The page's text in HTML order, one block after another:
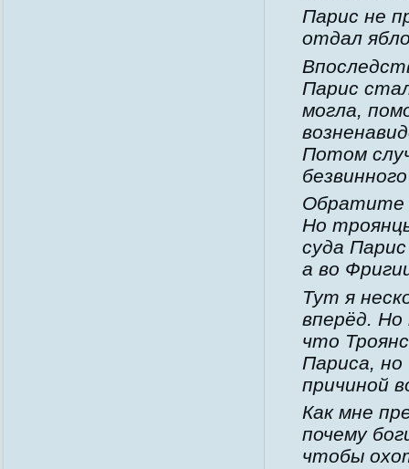
Парис не
отдал
Парис
могла,
Потом
Обратите
Но
суда
а во
Тут я
вперёд.
что
Париса, но
причиной
Как мне
почему
чтобы